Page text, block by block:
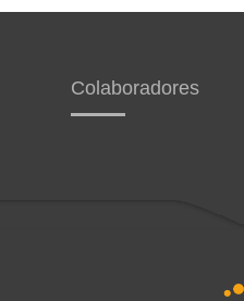
Colaboradores